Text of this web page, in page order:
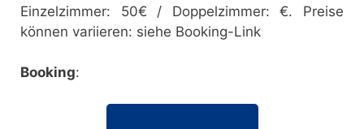
Einzelzimmer: 50€ / Doppelzimmer: €. Preise
können variieren: siehe Booking-Link
Booking: